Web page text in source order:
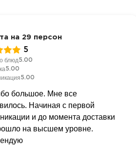
на 29 персон
5
блюд5.00
5.00
5.00
большое. Мне все
Начиная с первой
и до момента доставки
на высшем уровне.